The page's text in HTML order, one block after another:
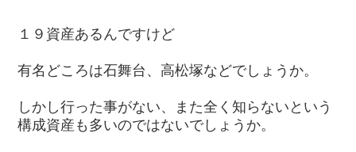
１９資産あるんですけど
有名どころは石舞台、高松塚などでしょうか。
しかし行った事がない、また全く知らないという
構成資産も多いのではないでしょうか。